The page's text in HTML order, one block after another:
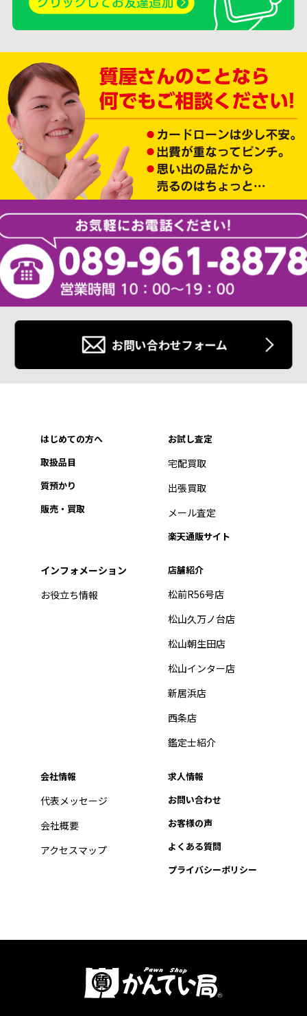
お問い合わせフォーム
はじめての方へ
取扱品目
質預かり
販売・買取
お試し査定
宅配買取
出張買取
メール査定
楽天通販サイト
インフォメーション
お役立ち情報
店舗紹介
松前R56号店
松山久万ノ台店
松山朝生田店
松山インター店
新居浜店
西条店
鑑定士紹介
会社情報
代表メッセージ
会社概要
アクセスマップ
求人情報
お問い合わせ
お客様の声
よくある質問
プライバシーポリシー